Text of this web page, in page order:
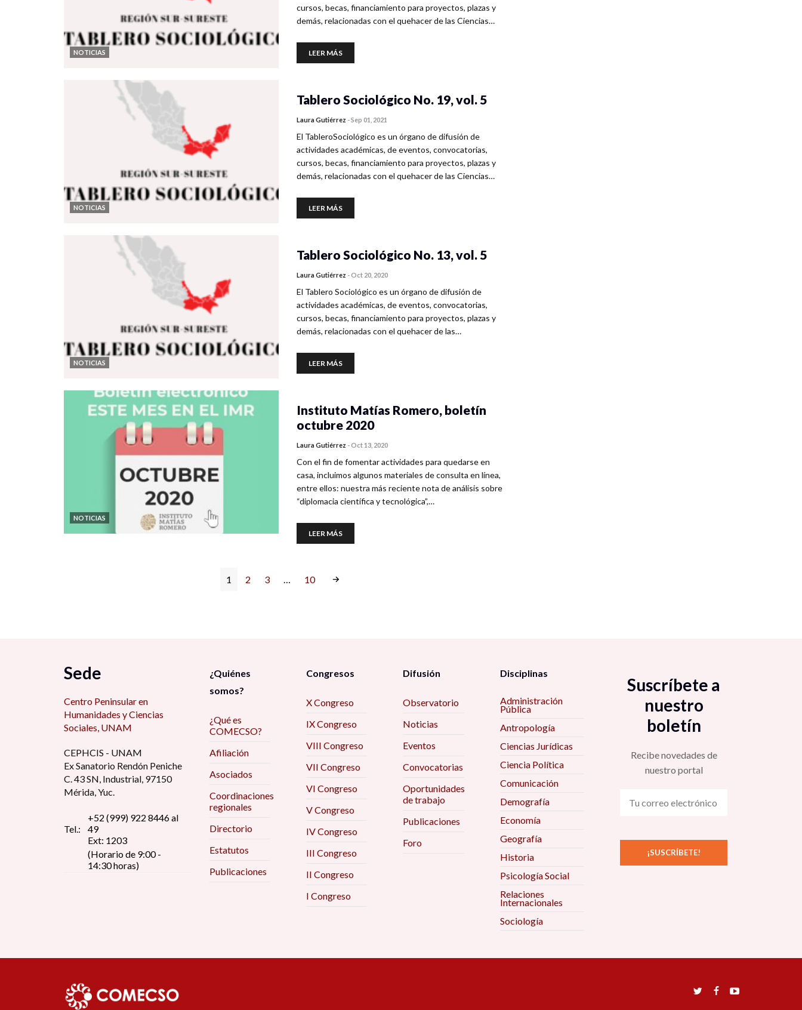
NOTICIAS
cursos, becas, financiamiento para proyectos, plazas y
demás, relacionadas con el quehacer de las Ciencias…
LEER MÁS
NOTICIAS
Tablero Sociológico No. 19, vol. 5
Laura Gutiérrez -Sep 01, 2021
El TableroSociológico es un órgano de difusión de
actividades académicas, de eventos, convocatorias,
cursos, becas, financiamiento para proyectos, plazas y
demás, relacionadas con el quehacer de las Ciencias…
LEER MÁS
NOTICIAS
Tablero Sociológico No. 13, vol. 5
Laura Gutiérrez -Oct 20, 2020
El Tablero Sociológico es un órgano de difusión de
actividades académicas, de eventos, convocatorias,
cursos, becas, financiamiento para proyectos, plazas y
demás, relacionadas con el quehacer de las…
LEER MÁS
NOTICIAS
Instituto Matías Romero, boletín
octubre 2020
Laura Gutiérrez -Oct 13, 2020
Con el fin de fomentar actividades para quedarse en
casa, incluimos algunos materiales de consulta en línea,
entre ellos: nuestra más reciente nota de análisis sobre
“diplomacia científica y tecnológica”,…
LEER MÁS
1 2 3 … 10
Sede
Centro Peninsular en
Humanidades y Ciencias
Sociales, UNAM
CEPHCIS - UNAM
Ex Sanatorio Rendón Peniche
C. 43 SN, Industrial, 97150
Mérida, Yuc.
Tel.:
+52 (999) 922 8446 al
49
Ext: 1203
(Horario de 9:00 -
14:30 horas)
¿Quiénes
somos?
¿Qué es
COMECSO?
Afiliación
Asociados
Coordinaciones
regionales
Directorio
Estatutos
Publicaciones
Congresos
X Congreso
IX Congreso
VIII Congreso
VII Congreso
VI Congreso
V Congreso
IV Congreso
III Congreso
II Congreso
I Congreso
Difusión
Observatorio
Noticias
Eventos
Convocatorias
Oportunidades
de trabajo
Publicaciones
Foro
Disciplinas
Administración
Pública
Antropología
Ciencias Jurídicas
Ciencia Política
Comunicación
Demografía
Economía
Geografía
Historia
Psicología Social
Relaciones
Internacionales
Sociología
Suscríbete a
nuestro
boletín
Recibe novedades de
nuestro portal